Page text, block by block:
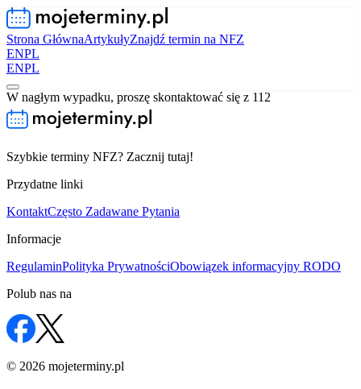
Strona GłównaArtykułyZnajdź termin na NFZ
ENPL
ENPL
W nagłym wypadku, proszę skontaktować się z 112
Szybkie terminy NFZ? Zacznij tutaj!
Przydatne linki
KontaktCzęsto Zadawane Pytania
Informacje
RegulaminPolityka PrywatnościObowiązek informacyjny RODO
Polub nas na
© 2026 mojeterminy.pl